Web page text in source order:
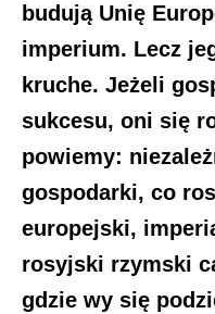
budują Unię
imperium. Lecz
kruche. Jeżeli
sukcesu, oni się
powiemy:
gospodarki, co
europejski,
rosyjski rzymski
gdzie wy się